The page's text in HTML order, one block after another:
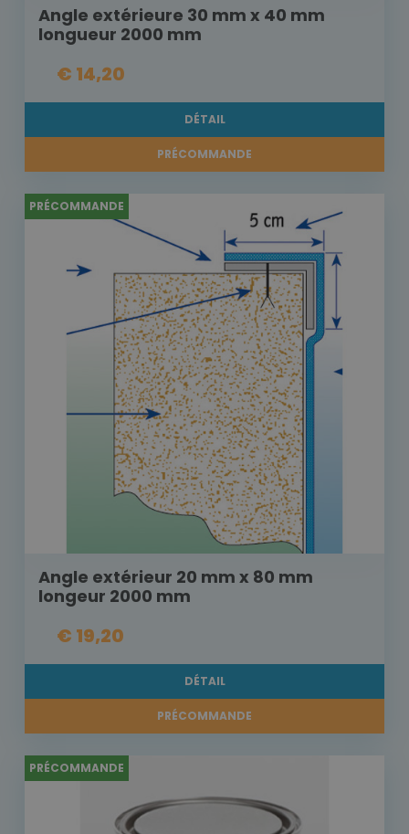
Angle extérieure 30 mm x 40 mm
longueur 2000 mm
€ 14,20
DÉTAIL
PRÉCOMMANDE
PRÉCOMMANDE
Angle extérieur 20 mm x 80 mm
longeur 2000 mm
€ 19,20
DÉTAIL
PRÉCOMMANDE
PRÉCOMMANDE